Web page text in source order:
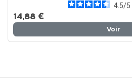
4.5/5
14,88 €
Voir